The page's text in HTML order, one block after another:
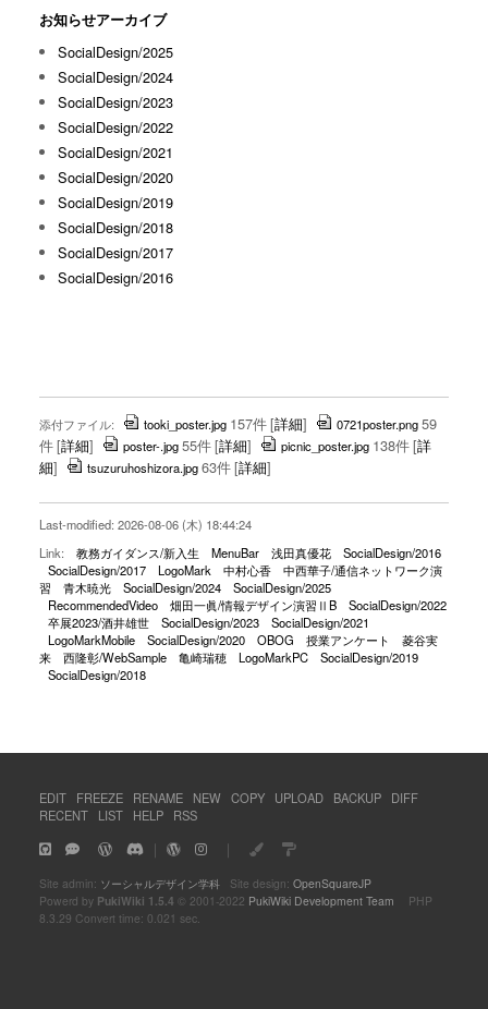
お知らせアーカイブ
SocialDesign/2025
SocialDesign/2024
SocialDesign/2023
SocialDesign/2022
SocialDesign/2021
SocialDesign/2020
SocialDesign/2019
SocialDesign/2018
SocialDesign/2017
SocialDesign/2016
添付ファイル: tooki_poster.jpg 157件[詳細] 0721poster.png59
件[詳細] poster-.jpg55件[詳細] picnic_poster.jpg 138件[詳
細] tsuzuruhoshizora.jpg63件[詳細]
Last-modified: 2026-08-06 (木) 18:44:24
Link:
教務ガイダンス/新入生 MenuBar 浅田真優花
SocialDesign/2016
SocialDesign/2017
LogoMark 中村心香
中西華子/通信ネットワーク演
習
青木暁光 SocialDesign/2024
SocialDesign/2025
RecommendedVideo
畑田一眞/情報デザイン演習ⅡB
SocialDesign/2022
卒展2023/酒井雄世
SocialDesign/2023
SocialDesign/2021
LogoMarkMobile
SocialDesign/2020 OBOG 授業アンケート
菱谷実
来
西隆彰/WebSample 亀崎瑞穂 LogoMarkPC
SocialDesign/2019
SocialDesign/2018
EDIT FREEZE RENAME NEW COPY UPLOAD BACKUP
DIFF
RECENT
LIST HELP RSS
｜ ｜
Site admin: ソーシャルデザイン学科Site design: OpenSquareJP
Powerd by PukiWiki 1.5.4 © 2001-2022 PukiWiki Development Team PHP
8.3.29 Convert time: 0.021 sec.